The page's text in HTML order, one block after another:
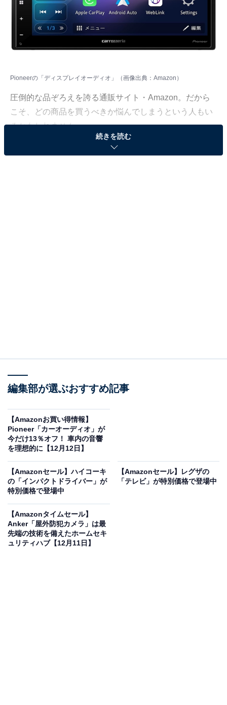
Pioneerの「ディスプレイオーディオ」（画像出典：Amazon）
圧倒的な品ぞろえを誇る通販サイト・Amazon。だから
こそ、どの商品を買うべきか悩んでしまうという人もい
るかもしれません。
そんな人に向けて、Amazonで売れ筋ランキング1位を獲
す。値段の変更、売り切れの場合もあります。
オールアバウトに還元されることがあります。
Pioneer「ディスプレイオーディオ」なら車内音響
にこだわる人にもぴったり
続きを読む
編集部が選ぶおすすめ記事
【Amazonお買い得情報】
Pioneer「カーオーディオ」が
今だけ13％オフ！ 車内の音響
を理想的に【12月12日】
【Amazonセール】ハイコーキ
の「インパクトドライバー」が
特別価格で登場中
【Amazonセール】レグザの
「テレビ」が特別価格で登場中
【Amazonタイムセール】
Anker「屋外防犯カメラ」は最
先端の技術を備えたホームセキ
ュリティハブ【12月11日】